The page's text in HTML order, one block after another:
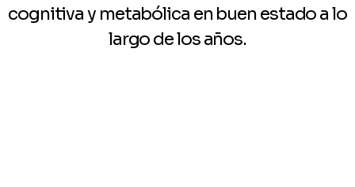
cognitiva y metabólica en buen estado a lo
largo de los años.